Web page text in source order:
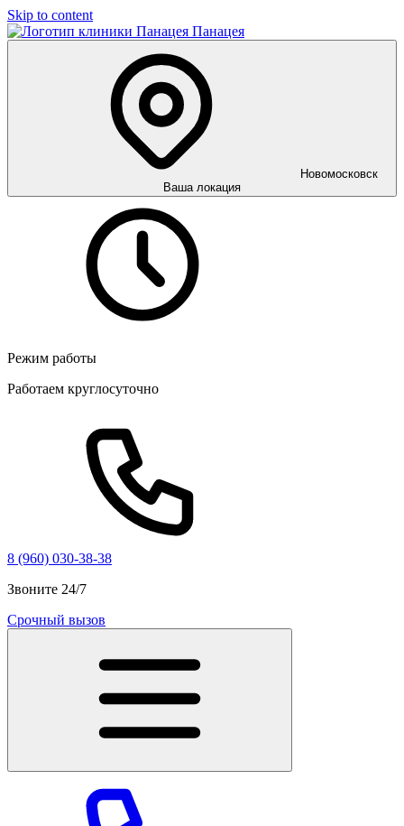
Skip to content
Панацея
Новомосковск
Ваша локация
Режим работы
Работаем круглосуточно
8 (960) 030-38-38
Звоните 24/7
Срочный вызов